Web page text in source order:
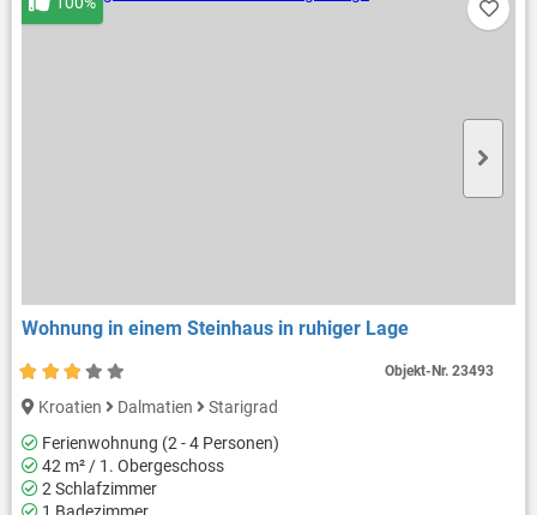
Wohnung in einem Steinhaus in ruhiger Lage
Kroatien Dalmatien
Starigrad
Ferienwohnung (2 - 4 Personen)
42 m² / 1. Obergeschoss
2 Schlafzimmer
Objekt-Nr.23493